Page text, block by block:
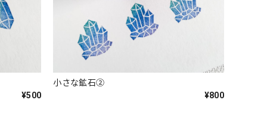
¥500
小さな鉱石②
¥800